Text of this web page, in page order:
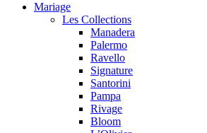
Mariage
Les Collections
Manadera
Palermo
Ravello
Signature
Santorini
Pampa
Rivage
Bloom